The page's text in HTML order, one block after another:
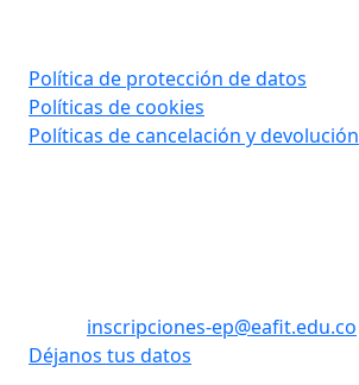
Política de protección de datos
Políticas de cookies
Políticas de cancelación y devolución
inscripciones-ep@eafit.edu.co
Déjanos tus datos